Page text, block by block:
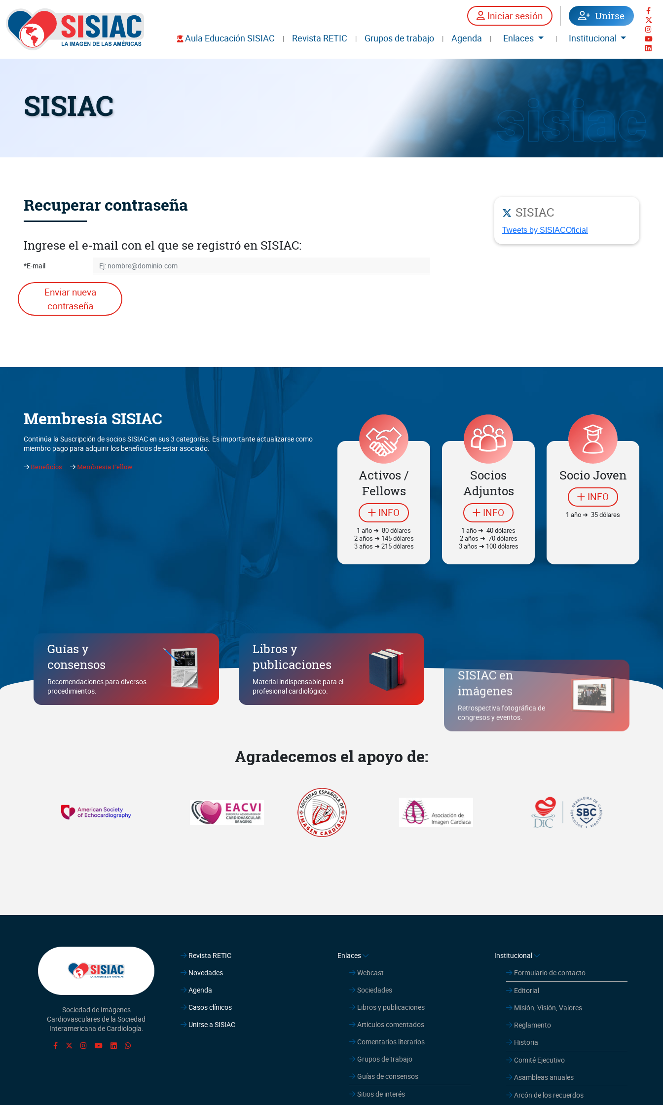
Iniciar sesión Unirse
Aula Educación SISIAC | Revista RETIC | Grupos de trabajo | Agenda | Enlaces | Institucional
SISIAC
Recuperar contraseña
Ingrese el e-mail con el que se registró en SISIAC:
*E-mail
Enviar nueva
contraseña
SISIAC
Tweets by SISIACOficial
Membresía SISIAC
Continúa la Suscripción de socios SISIAC en sus 3 categorías. Es importante actualizarse como
miembro pago para adquirir los beneficios de estar asociado.
Beneficios Membresía Fellow
Activos /
Fellows
INFO
1 año ➜ 80 dólares
2 años ➜ 145 dólares
3 años ➜ 215 dólares
Socios
Adjuntos
INFO
1 año ➜ 40 dólares
2 años ➜ 70 dólares
3 años ➜ 100 dólares
Socio Joven
INFO
1 año ➜ 35 dólares
Guías y
consensos
Recomendaciones para diversos
procedimientos.
Libros y
publicaciones
Material indispensable para el
profesional cardiológico.
imágenes
Retrospectiva fotográfica de
congresos y eventos.
Agradecemos el apoyo de:
Sociedad de Imágenes
Cardiovasculares de la Sociedad
Interamericana de Cardiología.
Revista RETIC
Novedades
Agenda
Casos clínicos
Unirse a SISIAC
Enlaces
Webcast
Sociedades
Libros y publicaciones
Artículos comentados
Comentarios literarios
Grupos de trabajo
Guías de consensos
Sitios de interés
Institucional
Formulario de contacto
Editorial
Misión, Visión, Valores
Reglamento
Historia
Comité Ejecutivo
Asambleas anuales
Arcón de los recuerdos